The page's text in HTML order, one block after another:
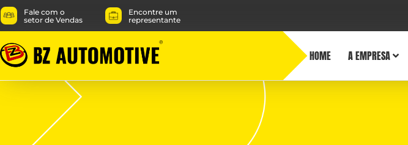
Fale com o
setor de Vendas
Encontre um
representante
HOME A EMPRESA